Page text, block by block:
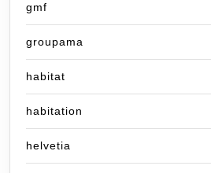
gmf
groupama
habitat
habitation
helvetia